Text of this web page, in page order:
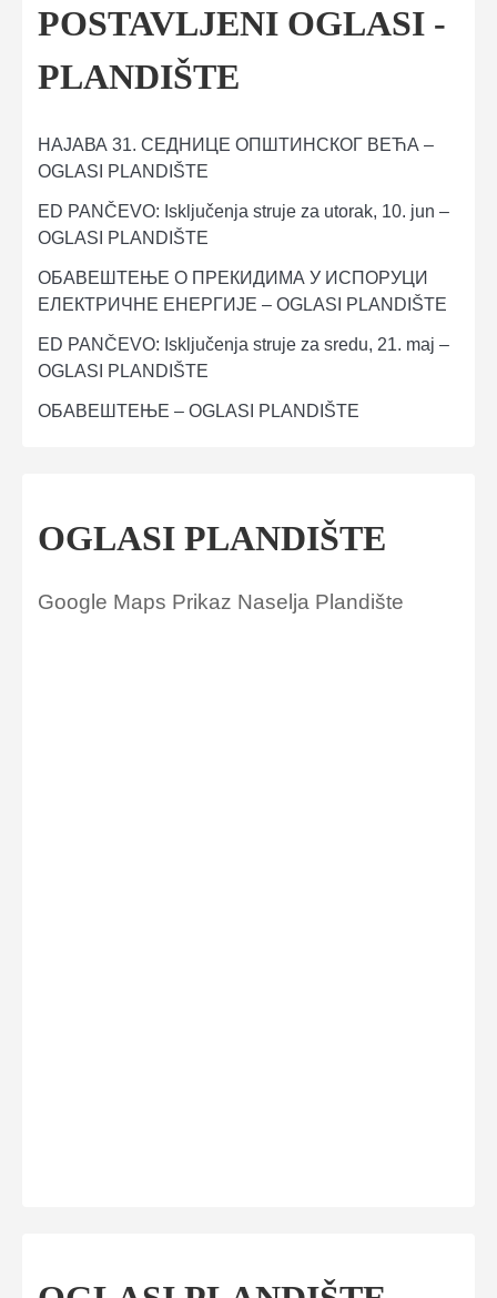
POSTAVLJENI OGLASI -
PLANDIŠTE
НАЈАВА 31. СЕДНИЦЕ OПШТИНСКОГ ВЕЋА –
OGLASI PLANDIŠTE
ED PANČEVO: Isključenja struje za utorak, 10. jun –
OGLASI PLANDIŠTE
ОБАВЕШТЕЊЕ О ПРЕКИДИМА У ИСПОРУЦИ
ЕЛЕКТРИЧНЕ ЕНЕРГИЈЕ – OGLASI PLANDIŠTE
ED PANČEVO: Isključenja struje za sredu, 21. maj –
OGLASI PLANDIŠTE
ОБАВЕШТЕЊЕ – OGLASI PLANDIŠTE
OGLASI PLANDIŠTE
Google Maps Prikaz Naselja Plandište